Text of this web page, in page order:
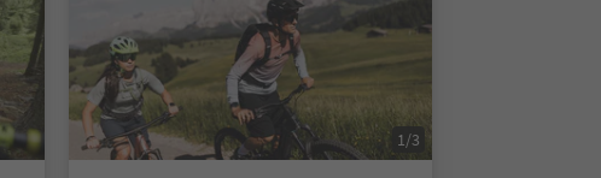
1/3